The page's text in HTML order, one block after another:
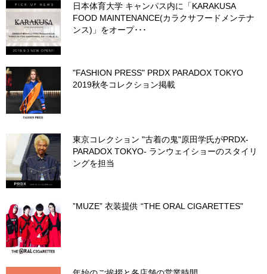
日本体育大学 キャンパス内に「KARAKUSA
FOOD MAINTENANCE(カラクサフードメンテナ
ンス)」をオープ･･･
"FASHION PRESS" PRDX PARADOX TOKYO
2019秋冬コレクション掲載
東京コレクション "古着の鬼"原田学氏がPRDX-
PARADOX TOKYO- ランウェイショーのスタイリ
ングを担当
”MUZE” 衣装提供 “THE ORAL CIGARETTES"